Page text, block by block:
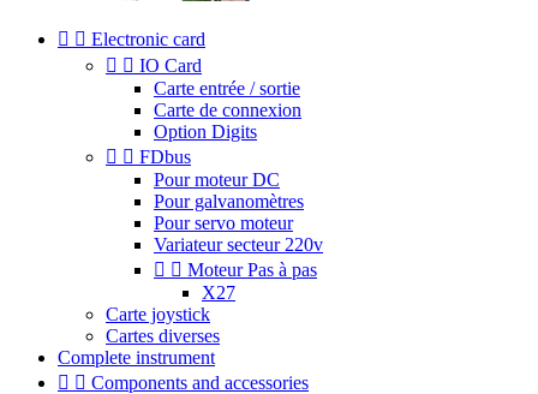
  Electronic card
  IO Card
Carte entrée / sortie
Carte de connexion
Option Digits
  FDbus
Pour moteur DC
Pour galvanomètres
Pour servo moteur
Variateur secteur 220v
  Moteur Pas à pas
X27
Carte joystick
Cartes diverses
Complete instrument
  Components and accessories